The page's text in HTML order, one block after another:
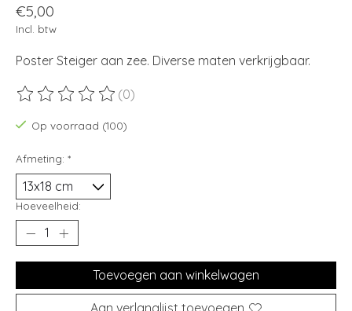
€5,00
Incl. btw
Poster Steiger aan zee. Diverse maten verkrijgbaar.
De beoordeling van dit product is
(0)
Op voorraad (100)
Afmeting: *
Hoeveelheid:
Toevoegen aan winkelwagen